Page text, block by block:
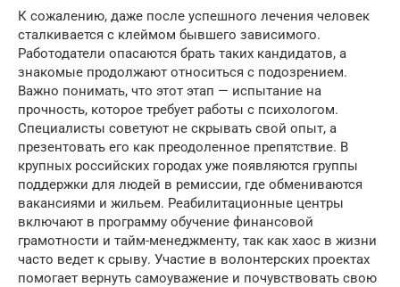
К сожалению, даже после успешного лечения человек
сталкивается с клеймом бывшего зависимого.
Работодатели опасаются брать таких кандидатов, а
знакомые продолжают относиться с подозрением.
Важно понимать, что этот этап — испытание на
прочность, которое требует работы с психологом.
Специалисты советуют не скрывать свой опыт, а
презентовать его как преодоленное препятствие. В
крупных российских городах уже появляются группы
поддержки для людей в ремиссии, где обмениваются
вакансиями и жильем. Реабилитационные центры
включают в программу обучение финансовой
грамотности и тайм-менеджменту, так как хаос в жизни
часто ведет к срыву. Участие в волонтерских проектах
помогает вернуть самоуважение и почувствовать свою